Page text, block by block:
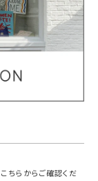
こちらからご確認くだ